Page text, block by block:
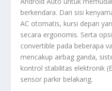
berkendara. Dari sisi
AC otomatis, kursi depan
secara ergonomis. Serta
convertible pada beberapa
mencakup airbag ganda,
kontrol stabilitas elektronik
sensor parkir belakang.